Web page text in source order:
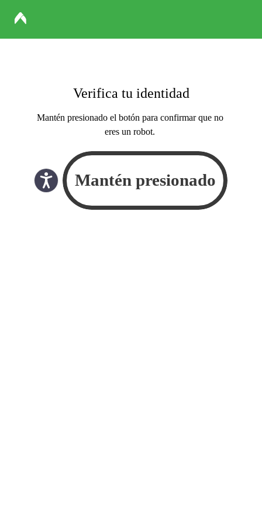
Verifica tu identidad
Mantén presionado el botón para confirmar que no
eres un robot.